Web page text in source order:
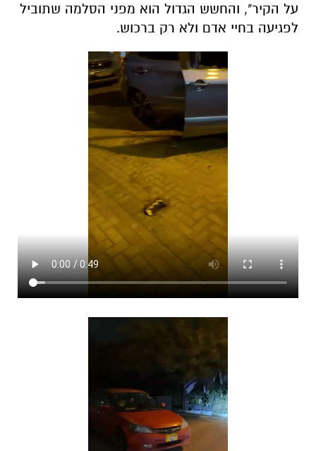
על הקיר", והחשש הגדול הוא מפני הסלמה שתוביל
לפגיעה בחיי אדם ולא רק ברכוש.